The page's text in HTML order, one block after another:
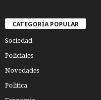
CATEGORÍA POPULAR
Sociedad
Policiales
Novedades
Politica